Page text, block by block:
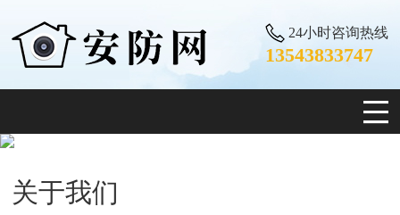
24小时咨询热线
13543833747
关于我们